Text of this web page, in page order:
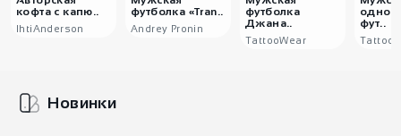
кофта с капю..
IhtiAnderson
футболка «Tran..
Andrey Pronin
футболка
Джана..
TattooWear
фут..
Новинки